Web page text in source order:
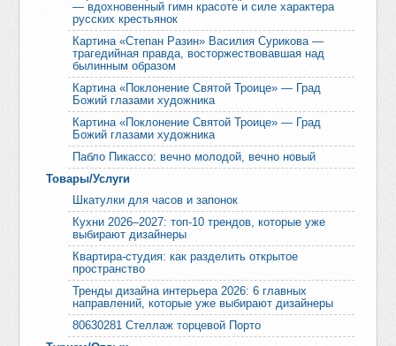
— вдохновенный гимн красоте и силе характера
русских крестьянок
Картина «Степан Разин» Василия Сурикова —
трагедийная правда, восторжествовавшая над
былинным образом
Картина «Поклонение Святой Троице» — Град
Божий глазами художника
Картина «Поклонение Святой Троице» — Град
Божий глазами художника
Пабло Пикассо: вечно молодой, вечно новый
Товары/Услуги
Шкатулки для часов и запонок
Кухни 2026–2027: топ-10 трендов, которые уже
выбирают дизайнеры
Квартира-студия: как разделить открытое
пространство
Тренды дизайна интерьера 2026: 6 главных
направлений, которые уже выбирают дизайнеры
80630281 Стеллаж торцевой Порто